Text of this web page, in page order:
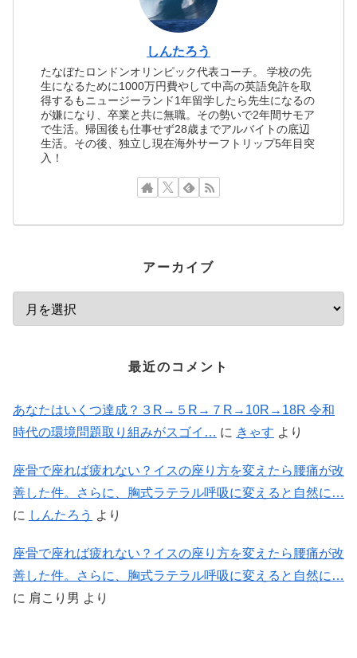
しんたろう
たなぼたロンドンオリンピック代表コーチ。 学校の先
生になるために1000万円費やして中高の英語免許を取
得するもニュージーランド1年留学したら先生になるの
が嫌になり、卒業と共に無職。その勢いで2年間サモア
で生活。帰国後も仕事せず28歳までアルバイトの底辺
生活。その後、独立し現在海外サーフトリップ5年目突
入！
アーカイブ
最近のコメント
あなたはいくつ達成？３R→５R→７R→10R→18R 令和
時代の環境問題取り組みがスゴイ… に きゃす より
座骨で座れば疲れない？イスの座り方を変えたら腰痛が改
善した件。さらに、胸式ラテラル呼吸に変えると自然に…
に しんたろう より
座骨で座れば疲れない？イスの座り方を変えたら腰痛が改
善した件。さらに、胸式ラテラル呼吸に変えると自然に…
に 肩こり男 より